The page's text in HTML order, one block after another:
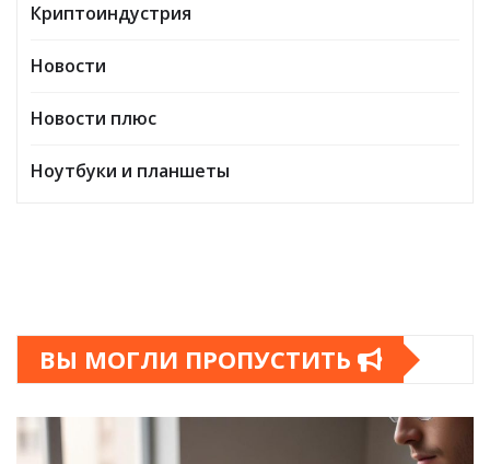
Криптоиндустрия
Новости
Новости плюс
Ноутбуки и планшеты
ВЫ МОГЛИ ПРОПУСТИТЬ